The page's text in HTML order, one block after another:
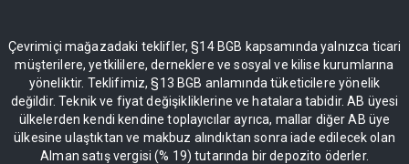
Çevrimiçi mağazadaki teklifler, §14 BGB kapsamında yalnızca ticari
müşterilere, yetkililere, derneklere ve sosyal ve kilise kurumlarına
yöneliktir. Teklifimiz, §13 BGB anlamında tüketicilere yönelik
değildir. Teknik ve fiyat değişikliklerine ve hatalara tabidir. AB üyesi
ülkelerden kendi kendine toplayıcılar ayrıca, mallar diğer AB üye
ülkesine ulaştıktan ve makbuz alındıktan sonra iade edilecek olan
Alman satış vergisi (% 19) tutarında bir depozito öderler.